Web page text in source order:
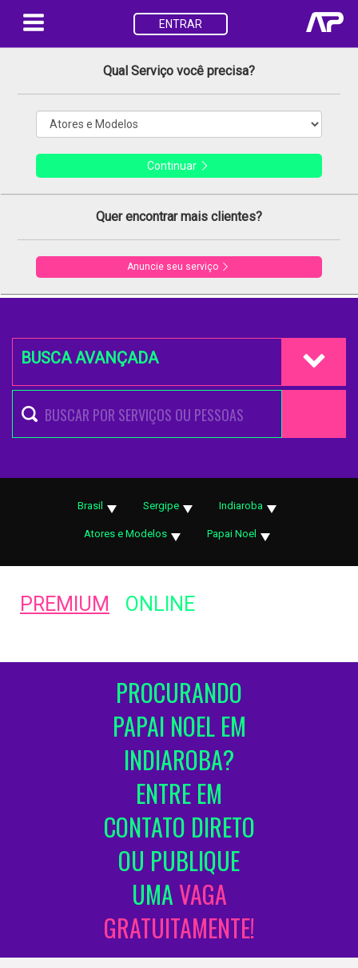
ENTRAR
Qual Serviço você precisa?
Continuar
Quer encontrar mais clientes?
Anuncie seu serviço
BUSCA AVANÇADA
Brasil Sergipe Indiaroba
Atores e Modelos Papai Noel
PREMIUM ONLINE
PROCURANDO
PAPAI NOEL EM
INDIAROBA?
ENTRE EM
CONTATO DIRETO
OU PUBLIQUE
UMAVAGA
GRATUITAMENTE!